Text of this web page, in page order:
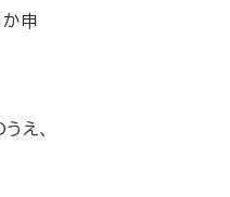
か申
え、